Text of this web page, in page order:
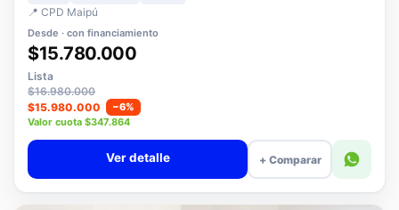
2024 78.203 km
📍 CPD Maipú
Desde · con financiamiento
$15.780.000
Lista
$16.980.000
$15.980.000
−6%
Valor cuota $347.864
+ Comparar